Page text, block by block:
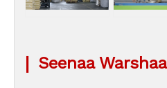
| Seenaa